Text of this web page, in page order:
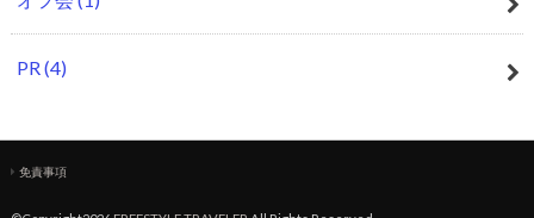
PR(4)
免責事項